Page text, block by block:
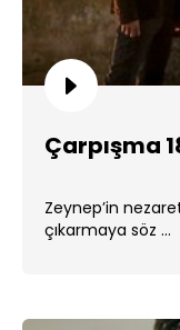
Çarpışma
Zeynep’in
çıkarmaya söz ...